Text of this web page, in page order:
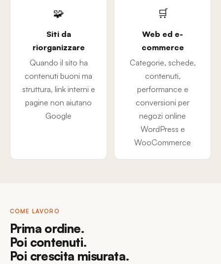
🧩
Siti da
riorganizzare
Quando il sito ha
contenuti buoni ma
struttura, link interni e
pagine non aiutano
Google
🛒
Web ed e-
commerce
Categorie, schede,
contenuti,
performance e
conversioni per
negozi online
WordPress e
WooCommerce
COME LAVORO
Prima ordine.
Poi contenuti.
Poi crescita misurata.